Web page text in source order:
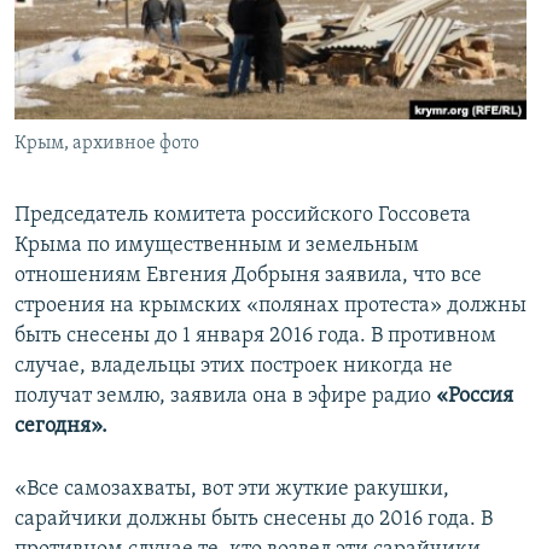
ПОБЕДИТЕЛЕЙ НЕ СУДЯТ?
КРЫМ.НЕПОКОРЕННЫЙ
ELIFBE
УКРАИНСКАЯ ПРОБЛЕМА КРЫМА
ПРИСОЕДИНЯЙТЕСЬ!
Крым, архивное фото
Председатель комитета российского Госсовета
Крыма по имущественным и земельным
отношениям Евгения Добрыня заявила, что все
строения на крымских «полянах протеста» должны
быть снесены до 1 января 2016 года. В противном
случае, владельцы этих построек никогда не
получат землю, заявила она в эфире радио «Россия
сегодня».
«Все самозахваты, вот эти жуткие ракушки,
сарайчики должны быть снесены до 2016 года. В